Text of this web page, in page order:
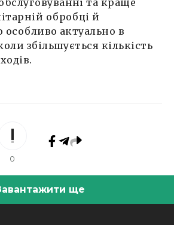
та краще
обробці й
особливо актуально в
збільшується кількість
0
ще